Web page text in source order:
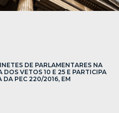
DE PARLAMENTARES NA